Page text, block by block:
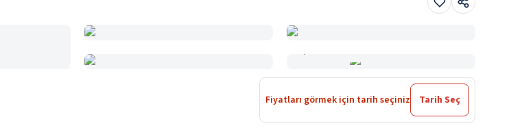
Fiyatları görmek için tarih seçiniz Tarih Seç